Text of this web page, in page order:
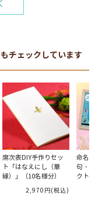
チェックしています
席次表DIY手作りセッ
ト「はなえにし（華
縁）」（10名様分）
2,970円(税込)
命名式
句・フ
クト命